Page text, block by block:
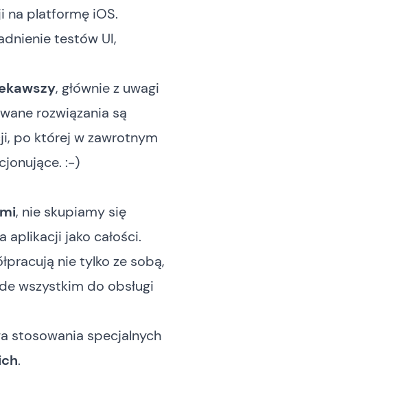
na platformę iOS.
testów UI,
, głównie z uwagi
rozwiązania są
po której w zawrotnym
:-)
, nie skupiamy się
aplikacji jako całości.
nie tylko ze sobą,
wszystkim do obsługi
stosowania specjalnych
.